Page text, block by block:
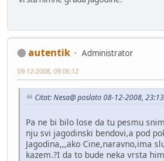
autentik
Administrator
09-12-2008, 09:06:12
Citat: Nesa@ poslato 08-12-2008,
Pa ne bi bilo lose da tu pesmu
nju svi jagodinski bendovi,a pod
Jagodina,,,ako Cine,naravno,ima
kazem.?I da to bude neka vrsta